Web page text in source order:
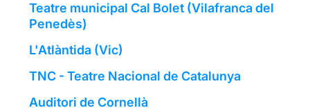
Teatre municipal Cal Bolet (Vilafranca del
Penedès)
L'Atlàntida (Vic)
TNC - Teatre Nacional de Catalunya
Auditori de Cornellà